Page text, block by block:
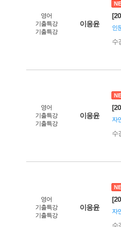
영어
기출특강
기출특강
이응윤 인
수
영어
기출특강
기출특강
이응윤 자
수
영어
기출특강
기출특강
이응윤 자
수